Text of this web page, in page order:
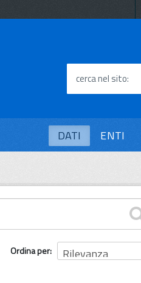
cerca nel sito
DATI ENTI
Ordina per